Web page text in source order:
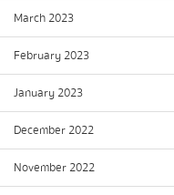
March 2023
February 2023
January 2023
December 2022
November 2022